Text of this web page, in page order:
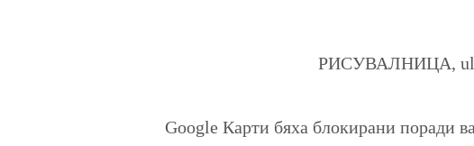
РИСУВАЛНИЦА, ul.
Google Карти бяха блокирани поради